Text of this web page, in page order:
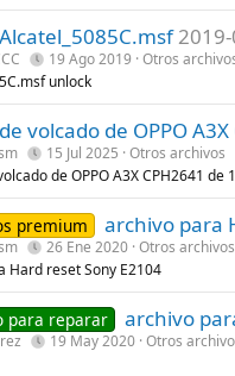
19 Ago 2019 Otros
unlock
volcado de OPPO
15 Jul 2025 Otros archivos
de OPPO A3X CPH2641 de
premium archivo para
26 Ene 2020 Otros archivos
Hard reset Sony E2104
para reparar archivo
19 May 2020 Otros